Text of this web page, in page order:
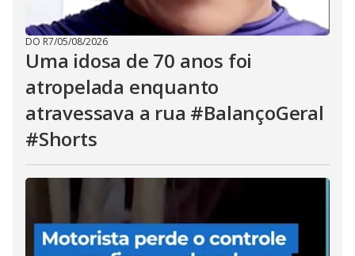
DO R7/05/08/2026
Uma idosa de 70 anos foi
atropelada enquanto
atravessava a rua #BalançoGeral
#Shorts